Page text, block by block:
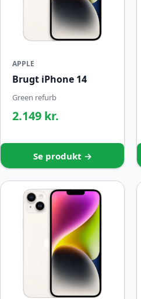
APPLE
Brugt iPhone 14
Green refurb
2.149 kr.
Se produkt →